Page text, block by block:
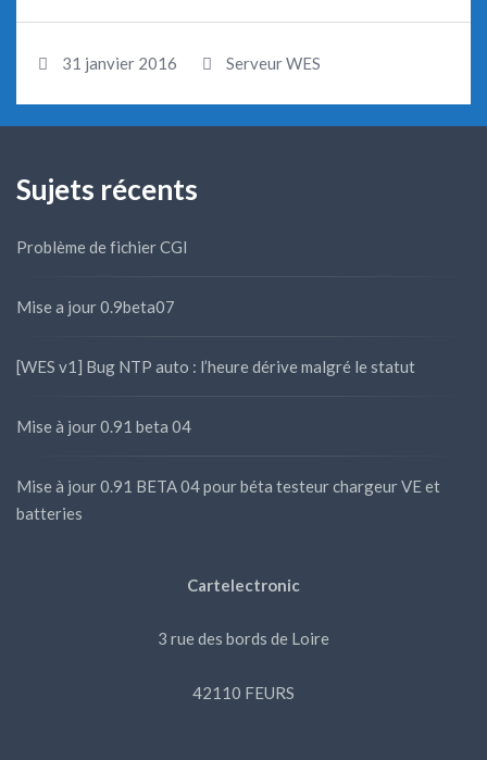
31 janvier 2016 Serveur WES
Sujets récents
Problème de fichier CGI
Mise a jour 0.9beta07
[WES v1] Bug NTP auto : l’heure dérive malgré le statut
Mise à jour 0.91 beta 04
Mise à jour 0.91 BETA 04 pour béta testeur chargeur VE et
batteries
Cartelectronic
3 rue des bords de Loire
42110 FEURS